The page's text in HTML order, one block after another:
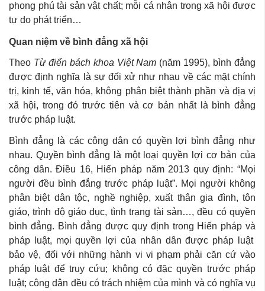
phong phú tài sản vật chất; mỗi cá nhân trong xã hội được
tự do phát triển…
Quan niệm về bình đẳng xã hội
Theo Từ điển bách khoa Việt Nam (năm 1995), bình đẳng
được định nghĩa là sự đối xử như nhau về các mặt chính
trị, kinh tế, văn hóa, không phân biệt thành phần và địa vị
xã hội, trong đó trước tiên và cơ bản nhất là bình đẳng
trước pháp luật.
Bình đẳng là các công dân có quyền lợi bình đẳng như
nhau. Quyền bình đẳng là một loại quyền lợi cơ bản của
công dân. Điều 16, Hiến pháp năm 2013 quy định: “Mọi
người đều bình đẳng trước pháp luật”. Mọi người không
phân biệt dân tộc, nghề nghiệp, xuất thân gia đình, tôn
giáo, trình độ giáo dục, tình trạng tài sản…, đều có quyền
bình đẳng. Bình đẳng được quy định trong Hiến pháp và
pháp luật, mọi quyền lợi của nhân dân được pháp luật
bảo vệ, đối với những hành vi vi phạm phải căn cứ vào
pháp luật để truy cứu; không có đặc quyền trước pháp
luật; công dân đều có trách nhiệm của mình và có nghĩa vụ